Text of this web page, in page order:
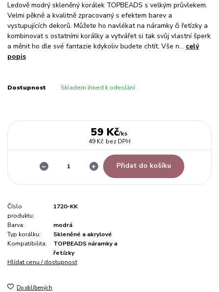
Ledově modrý skleněný korálek TOPBEADS s velkým průvlekem.
Velmi pěkně a kvalitně zpracovaný s efektem barev a
vystupujících dekorů. Můžete ho navlékat na náramky či řetízky a
kombinovat s ostatními korálky a vytvářet si tak svůj vlastní šperk
a měnit ho dle své fantazie kdykoliv budete chtít. Vše n... celý
popis
Dostupnost Skladem ihned k odeslání
59 Kč/ks
49 Kč bez DPH
Přidat do košíku
Číslo
produktu:
1720-KK
Barva:
modrá
Typ korálku:
Skleněné a akrylové
Kompatibilita:
TOPBEADS náramky a
řetízky
Hlídat cenu / dostupnost
Do oblíbených